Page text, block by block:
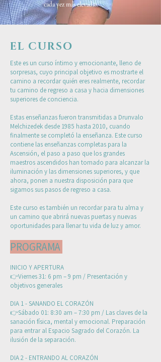
cada vez más elevadas.
EL CURSO
Este es un curso íntimo y emocionante, lleno de
sorpresas, cuyo principal objetivo es mostrarte el
camino a recordar quién eres realmente, recordar
tu camino de regreso a casa y hacia dimensiones
superiores de conciencia.
Estas enseñanzas fueron transmitidas a Drunvalo
Melchizedek desde 1985 hasta 2010, cuando
finalmente se completó la enseñanza. Este curso
contiene las enseñanzas completas para la
Ascensión, el paso a paso que los grandes
maestros ascendidos han tomado para alcanzar la
iluminación y las dimensiones superiores, y que
ahora, ponen a nuestra disposición para que
sigamos sus pasos de regreso a casa.
Este curso es también un recordar para tu alma y
un camino que abrirá nuevas puertas y nuevas
oportunidades para llenar tu vida de luz y amor.
PROGRAMA
INICIO Y APERTURA
👉Viernes 31: 6 pm – 9 pm / Presentación y
objetivos generales
DIA 1 - SANANDO EL CORAZÓN
👉Sábado 01: 8:30 am – 7:30 pm / Las claves de la
sanación física, mental y emocional. Preparación
para entrar al Espacio Sagrado del Corazón. La
ilusión de la separación.
DIA 2 - ENTRANDO AL CORAZÓN